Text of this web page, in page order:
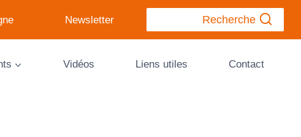
Newsletter Recherche
Vidéos Liens utiles Contact